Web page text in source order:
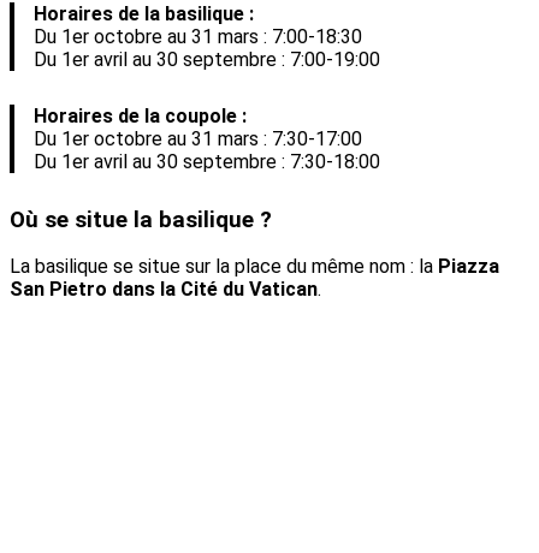
Horaires de la basilique :
Du 1er octobre au 31 mars : 7:00-18:30
Du 1er avril au 30 septembre : 7:00-19:00
Horaires de la coupole :
Du 1er octobre au 31 mars : 7:30-17:00
Du 1er avril au 30 septembre : 7:30-18:00
Où se situe la basilique ?
La basilique se situe sur la place du même nom : la Piazza
San Pietro dans la Cité du Vatican.